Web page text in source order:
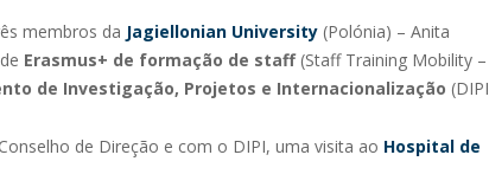
membros da Jagiellonian University (Polónia) – Anita
Erasmus+ de formação de staff(Staff Training Mobility –
de Investigação, Projetos e Internacionalização
de Direção e com o DIPI, uma visita ao Hospital de